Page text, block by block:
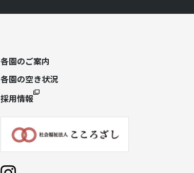
各園のご案内
各園の空き状況
採用情報